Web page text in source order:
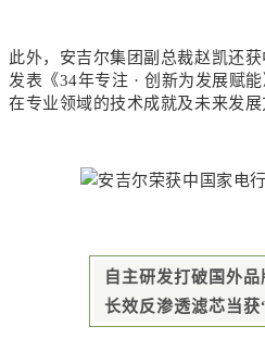
此外，安吉尔集团副总裁赵凯还
发表《34年专注 · 创新为发展赋
在专业领域的技术成就及未来发展
自主研发打破国外品
长效反渗透滤芯当获